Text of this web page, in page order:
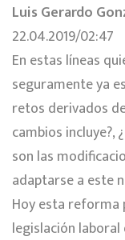
Luis Gerardo
22.04.2019/02:47
En estas líneas
seguramente ya
retos derivados
cambios incluye?,
son las
adaptarse a este
Hoy esta reforma
legislación